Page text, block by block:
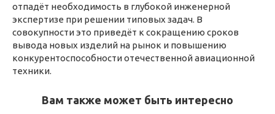
отпадёт необходимость в глубокой инженерной
экспертизе при решении типовых задач. В
совокупности это приведёт к сокращению сроков
вывода новых изделий на рынок и повышению
конкурентоспособности отечественной авиационной
техники.
Вам также может быть интересно